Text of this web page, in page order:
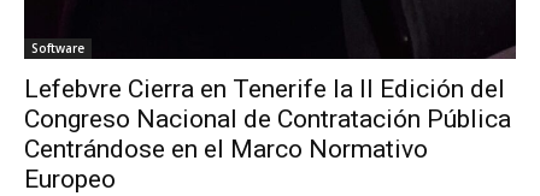
Software
Lefebvre Cierra en Tenerife la II Edición del
Congreso Nacional de Contratación Pública
Centrándose en el Marco Normativo
Europeo